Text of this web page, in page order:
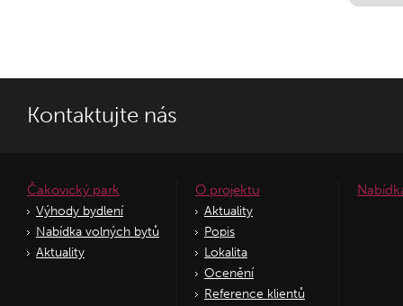
Kontaktujte nás
Čakovický park
Výhody bydlení
Nabídka volných bytů
Aktuality
O projektu
Aktuality
Popis
Lokalita
Ocenění
Reference klientů